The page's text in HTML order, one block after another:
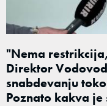
"Nema
Direktor
snabdevanju
Poznato kakva